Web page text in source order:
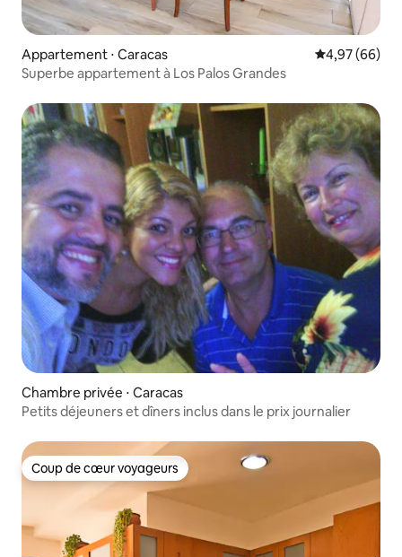
Appartement ⋅ Caracas Évaluation
4,97 (66)
Superbe appartement à Los Palos Grandes
Chambre privée ⋅ Caracas
Petits déjeuners et dîners inclus dans le prix journalier
Coup de cœur voyageurs
Coup de cœur voyageurs